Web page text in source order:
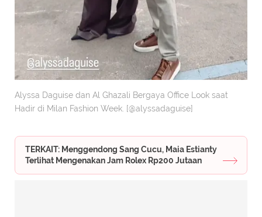
Alyssa Daguise dan Al Ghazali Bergaya Office Look saat
Hadir di Milan Fashion Week. [@alyssadaguise]
TERKAIT: Menggendong Sang Cucu, Maia Estianty
Terlihat Mengenakan Jam Rolex Rp200 Jutaan